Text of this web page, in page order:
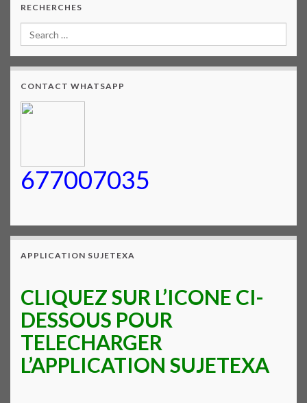
RECHERCHES
CONTACT WHATSAPP
677007035
APPLICATION SUJETEXA
CLIQUEZ SUR L’ICONE CI-
DESSOUS POUR
TELECHARGER
L’APPLICATION SUJETEXA